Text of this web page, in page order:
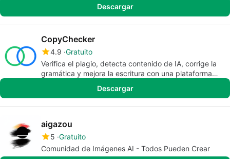
Descargar
CopyChecker
4.9 Gratuito
Verifica el plagio, detecta contenido de IA, corrige la
gramática y mejora la escritura con una plataforma
Descargar
aigazou
5 Gratuito
Comunidad de Imágenes AI - Todos Pueden Crear